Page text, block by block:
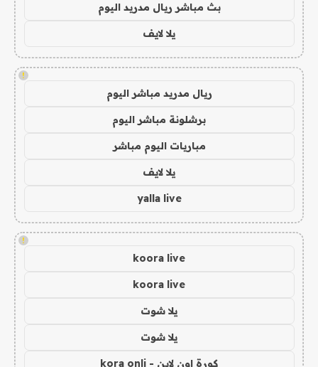
بث مباشر ريال مدريد اليوم
يلا لايف
!
ريال مدريد مباشر اليوم
برشلونة مباشر اليوم
مباريات اليوم مباشر
يلا لايف
yalla live
!
koora live
koora live
يلا شوت
يلا شوت
كورة اون لاين - kora onli